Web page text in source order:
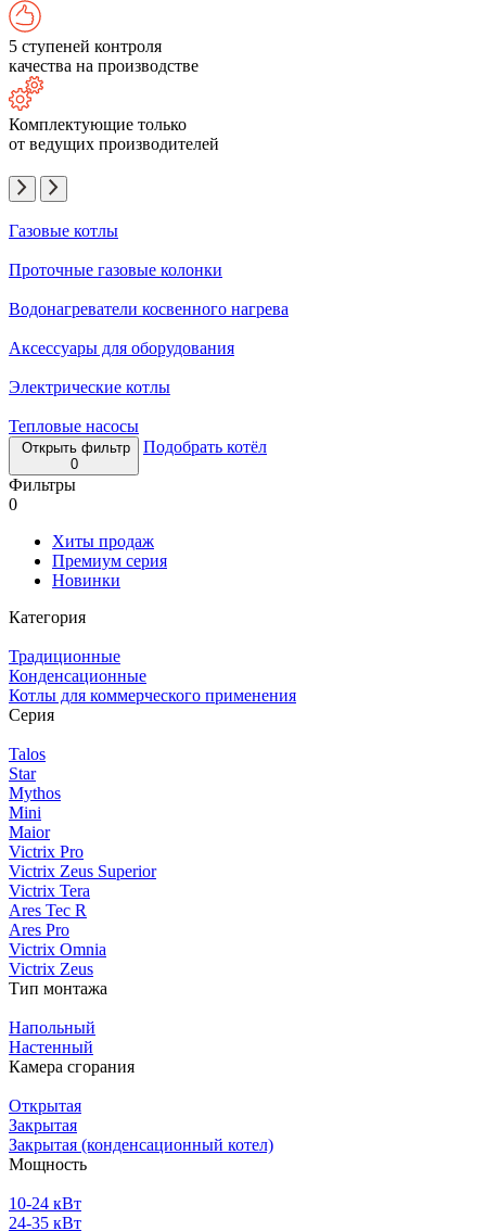
5 ступеней контроля
качества на производстве
Комплектующие только
от ведущих производителей
Газовые котлы
Проточные газовые колонки
Водонагреватели косвенного нагрева
Аксессуары для оборудования
Электрические котлы
Тепловые насосы
Открыть фильтр
0
Подобрать котёл
Фильтры
0
Хиты продаж
Премиум серия
Новинки
Категория
Традиционные
Конденсационные
Котлы для коммерческого применения
Серия
Talos
Star
Mythos
Mini
Maior
Victrix Pro
Victrix Zeus Superior
Victrix Tera
Ares Tec R
Ares Pro
Victrix Omnia
Victrix Zeus
Тип монтажа
Напольный
Настенный
Камера сгорания
Открытая
Закрытая
Закрытая (конденсационный котел)
Мощность
10-24 кВт
24-35 кВт